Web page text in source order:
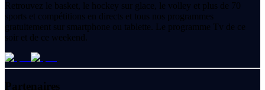
Retrouvez le basket, le hockey sur glace, le volley et plus de 70
sports et compétitions en directs et tous nos programmes
gratuitement sur smartphone ou tablette. Le programme Tv de ce
soir et de ce weekend.
Partenaires